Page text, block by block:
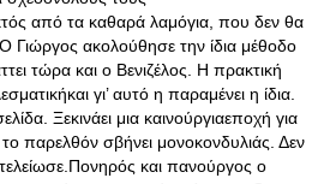
από τα καθαρά λαμόγια, που δεν θα
Γιώργος ακολούθησε την ίδια μέθοδο
τώρα και ο Βενιζέλος. Η πρακτική
γι’ αυτό η παραμένει η ίδια.
Ξεκινάει μια καινούργιαεποχή για
παρελθόν σβήνει μονοκονδυλιάς. Δεν
και πανούργος ο